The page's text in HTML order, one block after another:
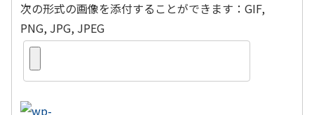
次の形式の画像を添付することができます：GIF,
PNG, JPG, JPEG